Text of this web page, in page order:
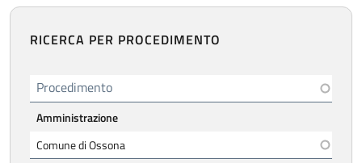
RICERCA PER PROCEDIMENTO
Procedimento
Amministrazione